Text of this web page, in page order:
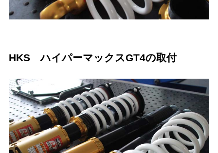
HKS ハイパーマックスGT4の取付